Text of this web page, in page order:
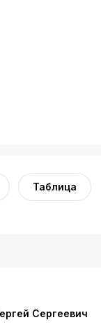
Таблица
Сергеевич